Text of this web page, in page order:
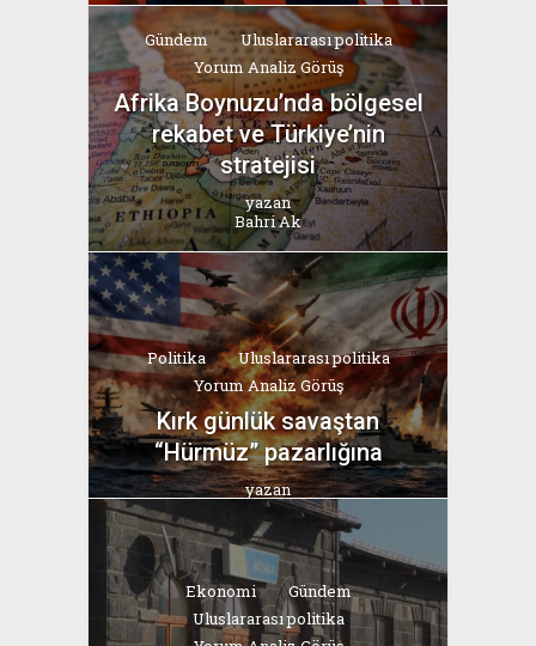
Gündem
Uluslararası politika
Yorum Analiz Görüş
Afrika Boynuzu’nda bölgesel
rekabet ve Türkiye’nin
stratejisi
yazan
Bahri Ak
Politika
Uluslararası politika
Yorum Analiz Görüş
Kırk günlük savaştan
“Hürmüz” pazarlığına
yazan
Bahri Ak
Ekonomi
Gündem
Uluslararası politika